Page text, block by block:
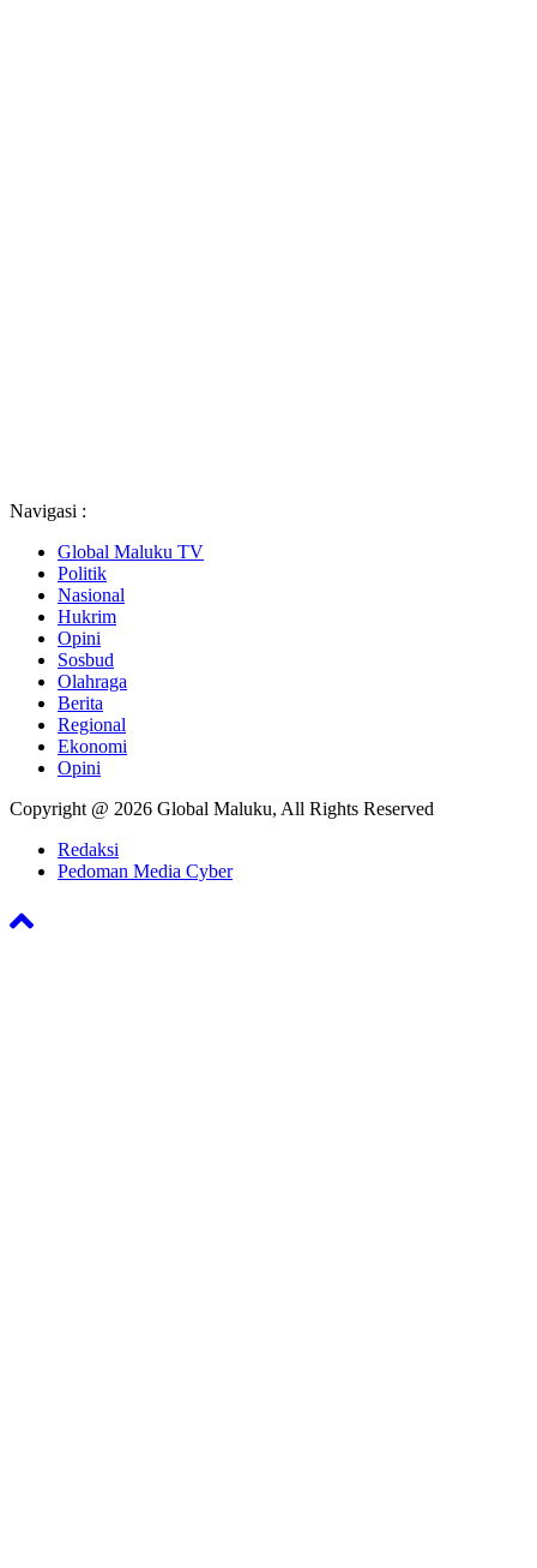
Navigasi :
Global Maluku TV
Politik
Nasional
Hukrim
Opini
Sosbud
Olahraga
Berita
Regional
Ekonomi
Opini
Copyright @ 2026 Global Maluku, All Rights Reserved
Redaksi
Pedoman Media Cyber